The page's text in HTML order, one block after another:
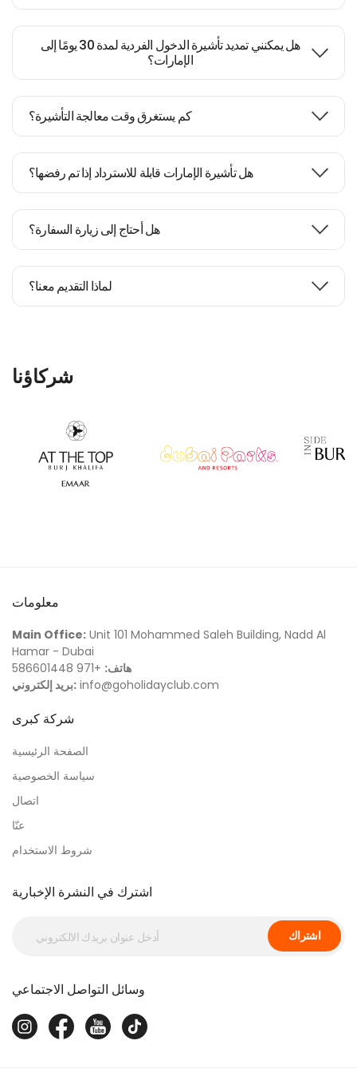
هل يمكنني تمديد تأشيرة الدخول الفردية لمدة 30 يومًا إلى
الإمارات؟
كم يستغرق وقت معالجة التأشيرة؟
هل تأشيرة الإمارات قابلة للاسترداد إذا تم رفضها؟
هل أحتاج إلى زيارة السفارة؟
لماذا التقديم معنا؟
شركاؤنا
معلومات
Main Office: Unit 101 Mohammed Saleh Building, Nadd Al
Hamar - Dubai
هاتف: +971 586601448
بريد إلكتروني: info@goholidayclub.com
شركة كبرى
الصفحة الرئيسية
سياسة الخصوصية
اتصال
عنّا
شروط الاستخدام
اشترك في النشرة الإخبارية
اشتراك
وسائل التواصل الاجتماعي